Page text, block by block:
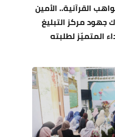
القرآنية.. الأمين
جهود مركز التبليغ
المتميّز لطلبته